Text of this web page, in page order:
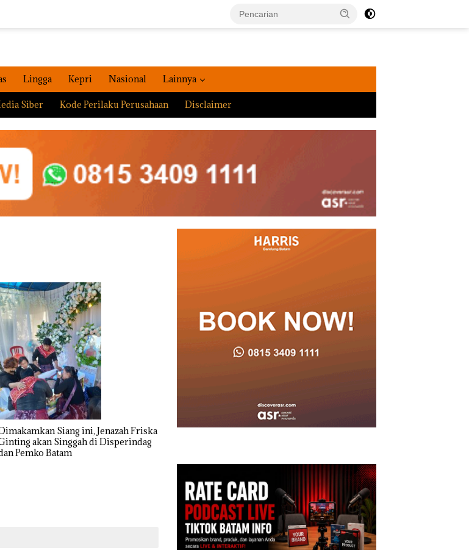
Lingga Kepri Nasional Lainnya
Siber Kode Perilaku Perusahaan Disclaimer
Siang ini, Jenazah Friska
akan Singgah di Disperindag
Pemko Batam